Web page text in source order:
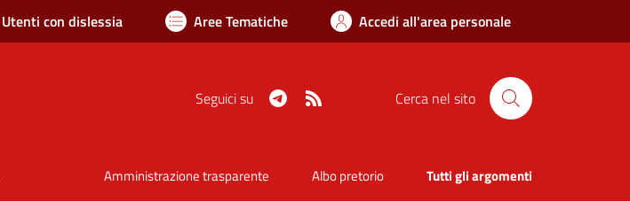
Utenti con dislessia Aree Tematiche Accedi all'area personale
Seguici su Telegram Cerca nel sito
Amministrazione trasparente Albo pretorio Tutti gli argomenti